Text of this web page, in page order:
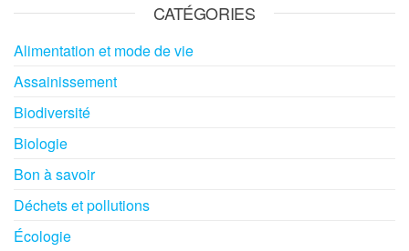
CATÉGORIES
Alimentation et mode de vie
Assainissement
Biodiversité
Biologie
Bon à savoir
Déchets et pollutions
Écologie